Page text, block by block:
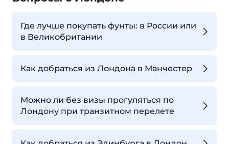
Где лучше покупать фунты: в России или
в Великобритании
Как добраться из Лондона в Манчестер
Можно ли без визы прогуляться по
Лондону при транзитном перелете